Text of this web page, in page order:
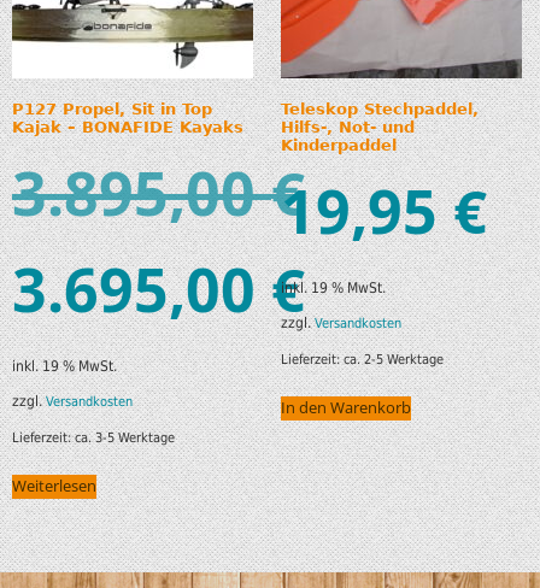
P127 Propel, Sit in Top
Kajak – BONAFIDE Kayaks
3.895,00€
3.695,00€
inkl. 19 % MwSt.
zzgl.Versandkosten
Lieferzeit:ca. 3-5 Werktage
Weiterlesen
Teleskop Stechpaddel,
Hilfs-, Not- und
Kinderpaddel
19,95€
inkl. 19 % MwSt.
zzgl.Versandkosten
Lieferzeit:ca. 2-5 Werktage
In den Warenkorb